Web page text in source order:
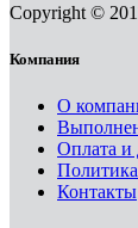
Copyright ©
Компания
О
Оплата и
Контакты